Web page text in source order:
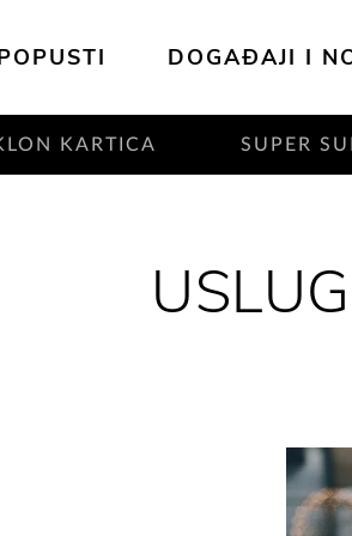
DOGAĐAJI I
KARTICA SUPER